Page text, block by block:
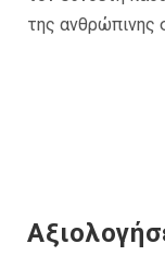
της ανθρώπινης